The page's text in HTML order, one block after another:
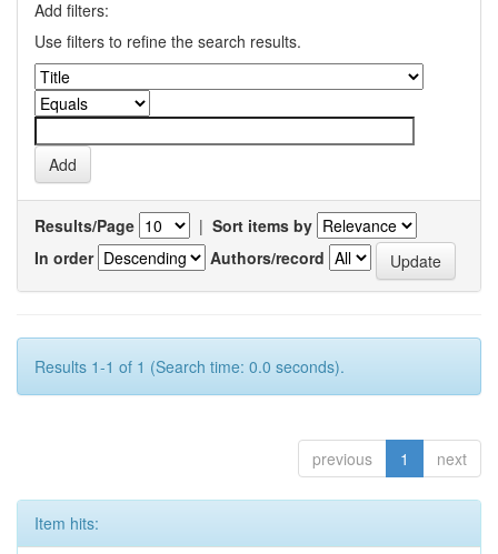
Add filters:
Use filters to refine the search results.
Results/Page | Sort items by
In order
Authors/record
Results 1-1 of 1 (Search time: 0.0 seconds).
previous 1 next
Item hits: